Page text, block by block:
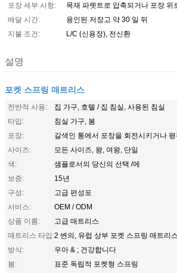
포장 세부 사항:
목재 파렛트로 압축되거나 포장 위
배달 시간:
용인된 저장고 약 30 일 뒤
지불 조건:
L/C (신용장), 전신환
설명
포켓 스프링 매트리스
전반적 사용:
집 가구, 호텔 / 집 침실, 사용된 침실
타입:
침실 가구, 봄
포장:
갈색인 통에서 포장을 회전시키거나
사이즈:
모든 사이즈, 왕, 여왕, 단일
색:
샘플로서의 당신의 선택 /에
보증:
15년
구성:
고급 편성포
서비스:
OEM / ODM
상품 이름:
고급 매트리스
매트리스 타입:2 변의, 유럽 상부 포켓 스프링 매트리스
방식:
우아 & ; 건강합니다
봄:
표준 독립적 포켓형 스프링